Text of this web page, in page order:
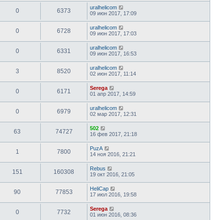
0 6373
uralhelicom
09 июн 2017, 17:09
0 6728
uralhelicom
09 июн 2017, 17:03
0 6331
uralhelicom
09 июн 2017, 16:53
3 8520
uralhelicom
02 июн 2017, 11:14
0 6171
Serega
01 апр 2017, 14:59
0 6979
uralhelicom
02 мар 2017, 12:31
63 74727
502
16 фев 2017, 21:18
1 7800
PuzA
14 ноя 2016, 21:21
151 160308
Rebus
19 окт 2016, 21:05
90 77853
HeliCap
17 июл 2016, 19:58
0 7732
Serega
01 июн 2016, 08:36